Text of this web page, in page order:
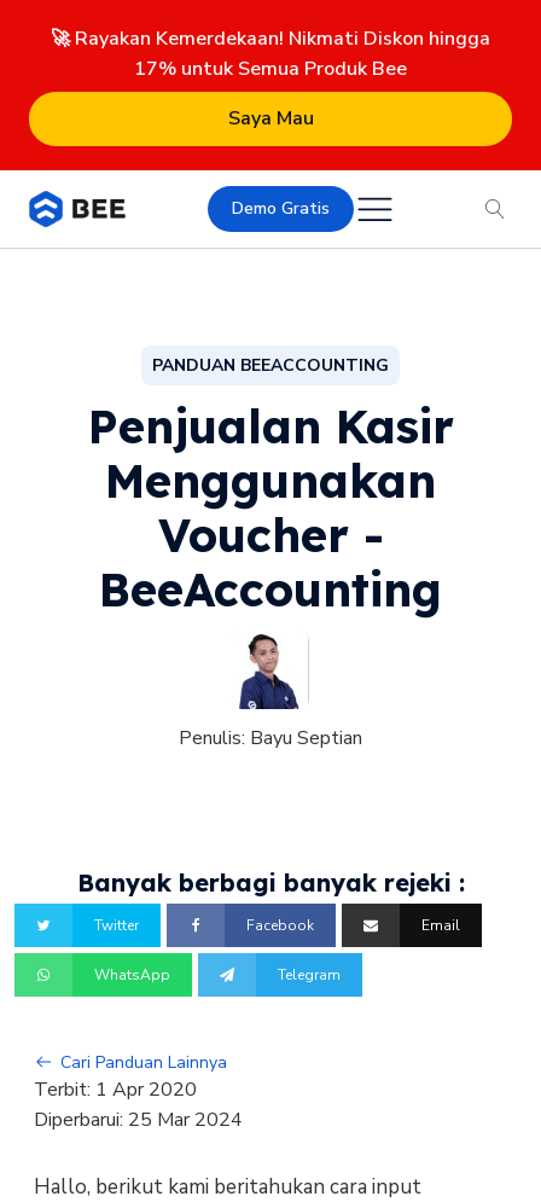
🚀 Rayakan Kemerdekaan! Nikmati Diskon hingga
17% untuk Semua Produk Bee
Saya Mau
Demo Gratis
PANDUAN BEEACCOUNTING
Penjualan Kasir
Menggunakan
Voucher -
BeeAccounting
Penulis: Bayu Septian
Banyak berbagi banyak rejeki :
Twitter Facebook Email
WhatsApp Telegram
Cari Panduan Lainnya
Terbit: 1 Apr 2020
Diperbarui: 25 Mar 2024
Hallo, berikut kami beritahukan cara input